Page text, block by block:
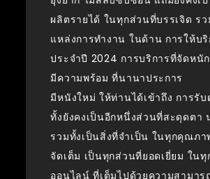
ผลิตรายได้ ในทุกส่วนที่บรรเจิด รว
แหล่งการทำงาน ในด้าน การให้บ
ประจำปี 2024 การบริการที่จัดหนั
มีความพร้อม ที่นานาประการ
มีหนังใหม่ ให้ท่านได้เข้าถึง การรับ
ทั้งยังคงเป็นอีกหนึ่งส่วนที่สะดุดตา
รวมทั้งเป็นสิ่งที่จำเป็น ในทุกคุณภ
จัดเต็ม เป็นทุกส่วนที่ยอดเยี่ยม ใน
ออนไลน์ ที่เต็มไปด้วยความสามาร